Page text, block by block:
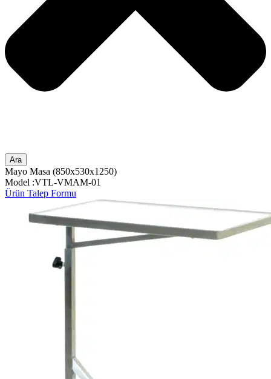
Ara
Mayo Masa (850x530x1250)
Model :VTL-VMAM-01
Ürün Talep Formu